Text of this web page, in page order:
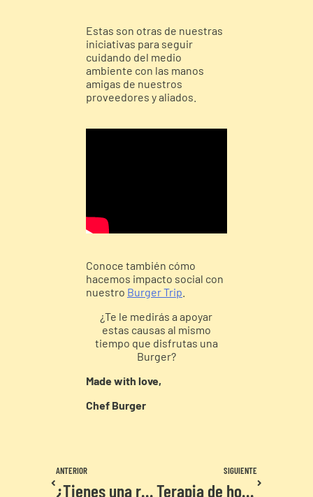
Estas son otras de nuestras
iniciativas para seguir
cuidando del medio
ambiente con las manos
amigas de nuestros
proveedores y aliados.
Conoce también cómo
hacemos impacto social con
nuestro Burger Trip
¿Te le medirás a apoyar
estas causas al mismo
tiempo que disfrutas una
Burger?
Made with love,
Chef Burger
ANTERIOR
¿Tienes una relación tóxica con TikTok?
SIGUIENTE
Terapia de hongos, una experiencia para romper tus tabús y aprender de ti mismo